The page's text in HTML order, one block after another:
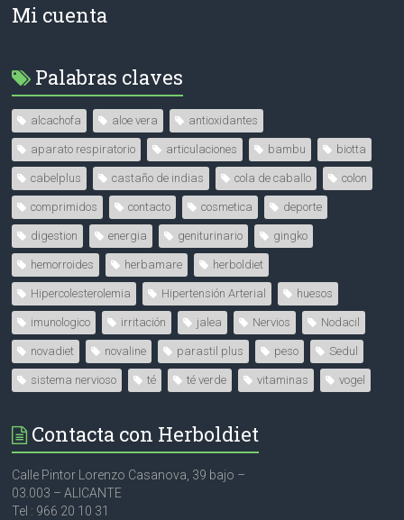
Mi cuenta
Palabras claves
alcachofa aloe vera antioxidantes
aparato respiratorio articulaciones bambu biotta
cabelplus castaño de indias cola de caballo colon
comprimidos contacto cosmetica deporte
digestion energia geniturinario gingko
hemorroides herbamare herboldiet
Hipercolesterolemia Hipertensión Arterial huesos
imunologico irritación jalea Nervios Nodacil
novadiet novaline parastil plus peso Sedul
sistema nervioso té té verde vitaminas vogel
Contacta con Herboldiet
Calle Pintor Lorenzo Casanova, 39 bajo –
03.003 – ALICANTE
Tel : 966 20 10 31